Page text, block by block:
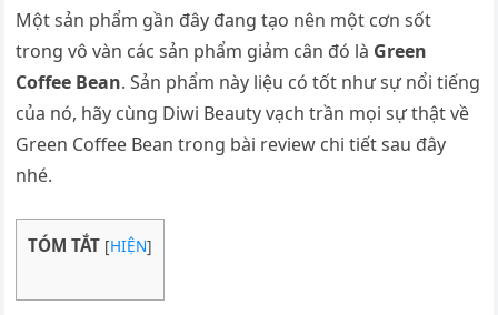
Một sản phẩm gần đây đang tạo nên một cơn sốt
trong vô vàn các sản phẩm giảm cân đó là Green
Coffee Bean. Sản phẩm này liệu có tốt như sự nổi tiếng
của nó, hãy cùng Diwi Beauty vạch trần mọi sự thật về
Green Coffee Bean trong bài review chi tiết sau đây
nhé.
TÓM TẮT [HIỆN]